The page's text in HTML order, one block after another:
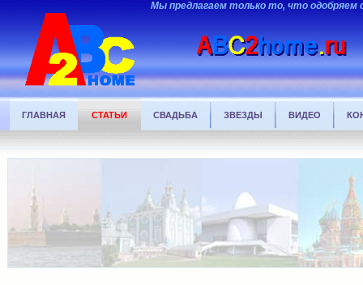
Мы предлагаем только то, что одобряем
ГЛАВНАЯ СТАТЬИ СВАДЬБА ЗВЕЗДЫ ВИДЕО